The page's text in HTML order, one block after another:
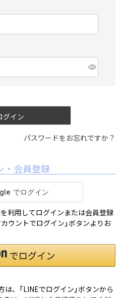
グイン
パスワードをお忘れですか？
・会員登録
利用してログインまたは会員登録
ウントでログイン」ボタンよりお
、「LINEでログイン」ボタンから